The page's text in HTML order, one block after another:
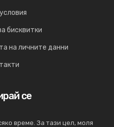
бисквитки
на личните данни
се
време. За тази цел, моля